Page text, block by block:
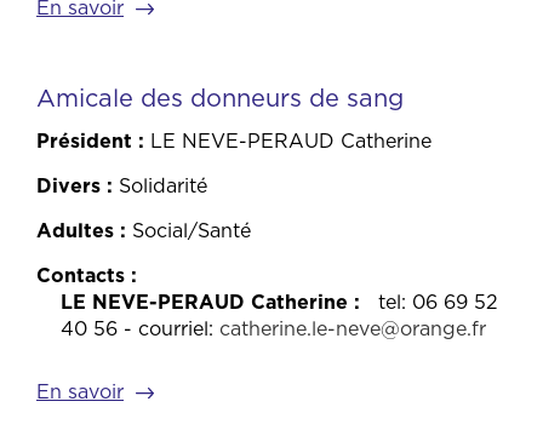
En savoir
Amicale des donneurs de sang
Président
LE NEVE-PERAUD Catherine
Divers
Solidarité
Adultes
Social/Santé
Contacts
LE NEVE-PERAUD Catherine
tel: 06 69 52
40 56 - courriel: catherine.le-neve@orange.fr
En savoir